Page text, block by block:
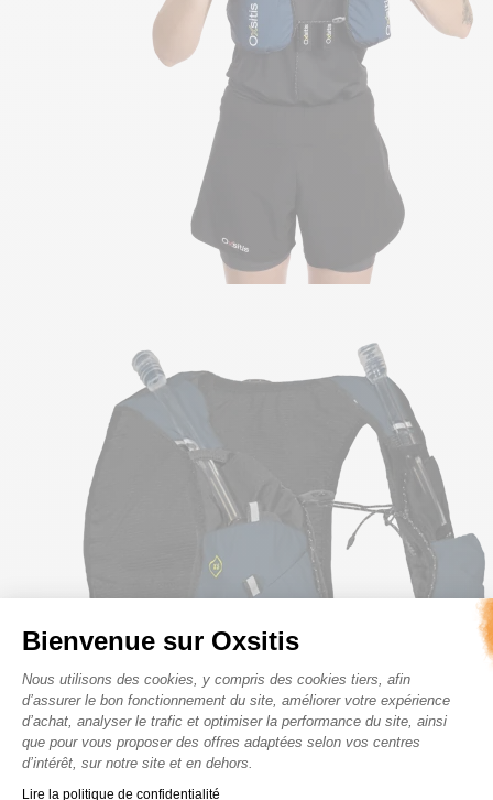
Bienvenue sur Oxsitis
Plateforme de Gestion du
Nous utilisons des cookies, y compris des cookies tiers, afin
d’assurer le bon fonctionnement du site, améliorer votre expérience
d’achat, analyser le trafic et optimiser la performance du site, ainsi
que pour vous proposer des offres adaptées selon vos centres
d’intérêt, sur notre site et en dehors.
Lire la politique de confidentialitéAxeptio consent